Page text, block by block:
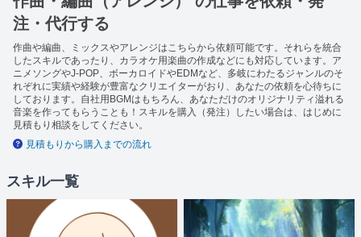
注・代行する
作曲や編曲、ミックスやアレンジはこちらから依頼可能です。それらを統合
したスキルであったり、カラオケ用楽曲の作成などにも対応しています。ア
ニメソングやJ-POP、ボーカロイドやEDMなど、多岐にわたるジャンルのそ
れぞれに実績や経験が豊富なクリエイターがおり、あなたの依頼を心待ちに
しております。自社用BGMはもちろん、あなただけのオリジナリティ溢れる
音楽を作ってもらうことも！スキルを購入（発注）したい場合は、はじめに
見積もり相談をしてください。
見積もりから購入までの流れ
スキル一覧